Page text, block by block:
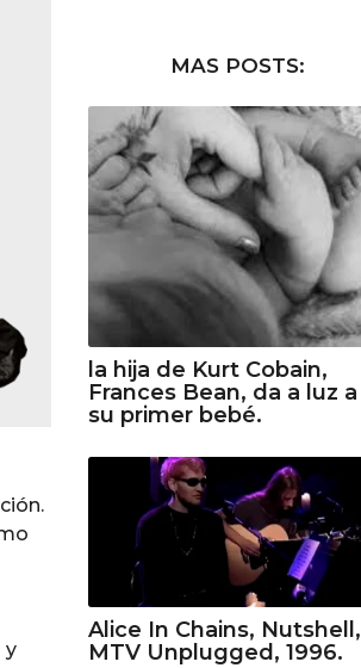
y
MAS POSTS:
la hija de Kurt Cobain,
Frances Bean, da a luz a
su primer bebé.
Alice In Chains, Nutshell,
MTV Unplugged, 1996.